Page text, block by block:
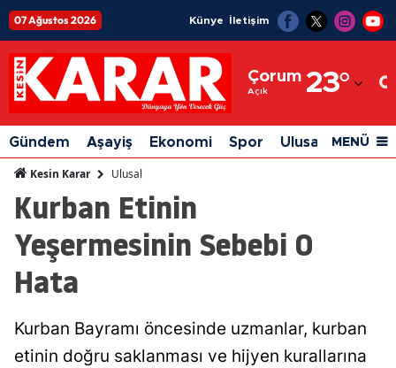
07 Ağustos 2026 Künye İletişim
Çorum
Açık 23°
Adıyaman
Afyonkarahisar
Ağrı
Ankara
Gündem Aşayiş Ekonomi Spor Ulusal Siyaset
MENÜ
Kesin Karar Ulusal
Kurban Etinin
Yeşermesinin Sebebi O
Hata
Kurban Bayramı öncesinde uzmanlar, kurban
etinin doğru saklanması ve hijyen kurallarına